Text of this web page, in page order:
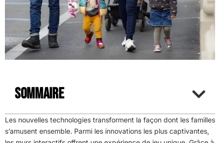
Sommaire
Les nouvelles technologies transforment la façon dont les familles
s’amusent ensemble. Parmi les innovations les plus captivantes,